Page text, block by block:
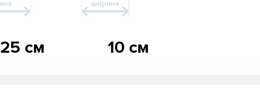
25 см 10 см